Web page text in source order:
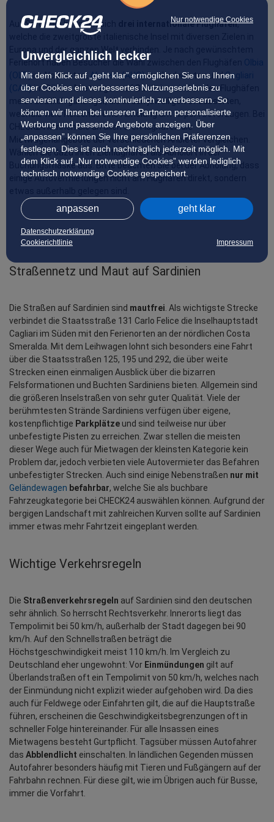
Nur notwendige Cookies
Unvergleichlich lecker
Mit dem Klick auf „geht klar” ermöglichen Sie uns Ihnen
über Cookies ein verbessertes Nutzungserlebnis zu
servieren und dieses kontinuierlich zu verbessern. So
können wir Ihnen bei unseren Partnern personalisierte
Werbung und passende Angebote anzeigen. Über
„anpassen” können Sie Ihre persönlichen Präferenzen
festlegen. Dies ist auch nachträglich jederzeit möglich. Mit
dem Klick auf „Nur notwendige Cookies” werden lediglich
technisch notwendige Cookies gespeichert.
anpassen geht klar
Datenschutzerklärung
Cookierichtlinie
Impressum
Auf Sardinien befinden sich drei internationale Flughäfen,
welche die zweitgrößte italienische Insel mit diversen Zielen in
Europa und der ganzen Welt verbinden. Je nach gewünschtem
Ferienort haben Besucher die Wahl zwischen den Flughäfen Olbia
(OLB) im Nordosten, Alghero (AHO) im Nordwesten und Cagliari
(CAG) im Süden. Mietwagen auf Sardinien sind an den Flughäfen
meist deutlich günstiger, als in den jeweiligen Urlaubsorten,
weshalb viele Reisende eine Abholung am Airport bevorzugen. Bei
CHECK24 können Sie an allen drei Flughäfen die
Mietwagenangebote der verschiedenen Anbieter vergleichen.
Wählen Sie dazu Ihren Zielflughafen als Abholort in der
Buchungsmaske aus. Bitte beachten Sie bei der Abholung, dass
einige Autovermietungen nicht am Flughafen direkt, sondern
Straßennetz und Maut auf Sardinien
Die Straßen auf Sardinien sind mautfrei . Als wichtigste Strecke
verbindet die Staatsstraße 131 Carlo Felice die Inselhauptstadt
Cagliari im Süden mit den Ferienorten an der nördlichen Costa
Smeralda. Mit dem Leihwagen lohnt sich besonders eine Fahrt
über die Staatsstraßen 125, 195 und 292, die über weite
Strecken einen einmaligen Ausblick über die bizarren
Felsformationen und Buchten Sardiniens bieten. Allgemein sind
die größeren Inselstraßen von sehr guter Qualität. Viele der
berühmtesten Strände Sardiniens verfügen über eigene,
kostenpflichtige Parkplätze und sind teilweise nur über
unbefestigte Pisten zu erreichen. Zwar stellen die meisten
dieser Wege auch für Mietwagen der kleinsten Kategorie kein
Problem dar, jedoch verbieten viele Autovermieter das Befahren
unbefestigter Strecken. Auch sind einige Nebenstraßen
Geländewagen befahrbar, welche Sie als buchbare
Fahrzeugkategorie bei CHECK24 auswählen können. Aufgrund der
bergigen Landschaft mit zahlreichen Kurven sollte auf Sardinien
immer etwas mehr Fahrtzeit eingeplant werden.
Wichtige Verkehrsregeln
Die Straßenverkehrsregeln auf Sardinien sind den deutschen
sehr ähnlich. So herrscht Rechtsverkehr. Innerorts liegt das
Tempolimit bei 50 km/h, außerhalb der Stadt dagegen bei 90
km/h. Auf den Schnellstraßen beträgt die
Höchstgeschwindigkeit meist 110 km/h. Im Vergleich zu
Deutschland eher ungewohnt: Vor Einmündungen gilt auf
Überlandstraßen oft ein Tempolimit von 50 km/h, welches nach
der Einmündung nicht explizit wieder aufgehoben wird. Da dies
auch für Feldwege oder Einfahrten gilt, die auf die Hauptstraße
führen, erscheinen die Geschwindigkeitsbegrenzungen oft in
schneller Folge hintereinander. Für alle Insassen eines
Mietwagens besteht Gurtpflicht. Tagsüber müssen Autofahrer
das Abblendlicht einschalten. In ländlichen Gegenden müssen
Autofahrer besonders häufig mit Tieren und Fußgängern auf der
Fahrbahn rechnen. Für diese gilt, wie im Übrigen auch für Busse,
immer die Vorfahrt.